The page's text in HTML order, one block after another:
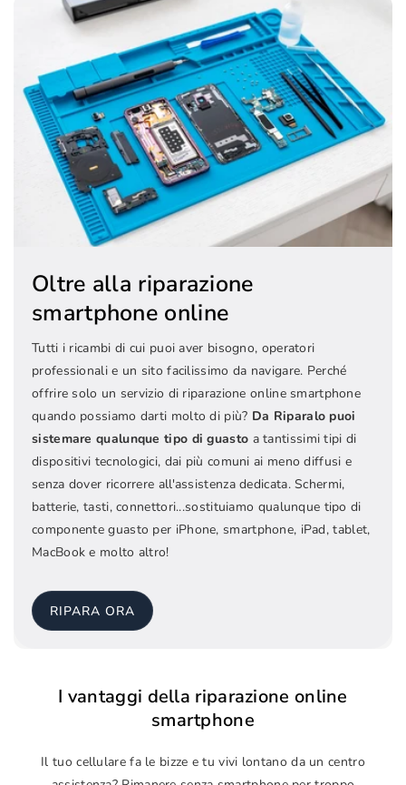
Oltre alla riparazione
smartphone online
Tutti i ricambi di cui puoi aver bisogno, operatori
professionali e un sito facilissimo da navigare. Perché
offrire solo un servizio di riparazione online smartphone
quando possiamo darti molto di più? Da Riparalo puoi
sistemare qualunque tipo di guasto a tantissimi tipi di
dispositivi tecnologici, dai più comuni ai meno diffusi e
senza dover ricorrere all'assistenza dedicata. Schermi,
batterie, tasti, connettori...sostituiamo qualunque tipo di
componente guasto per iPhone, smartphone, iPad, tablet,
MacBook e molto altro!
RIPARA ORA
I vantaggi della riparazione online
smartphone
Il tuo cellulare fa le bizze e tu vivi lontano da un centro